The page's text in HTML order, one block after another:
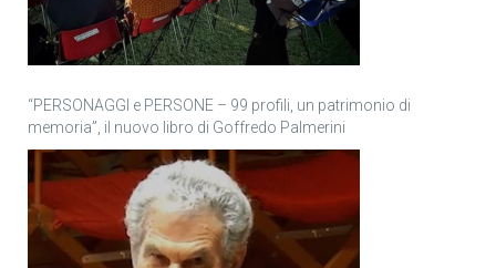
“PERSONAGGI e PERSONE – 99 profili, un patrimonio di
memoria”, il nuovo libro di Goffredo Palmerini